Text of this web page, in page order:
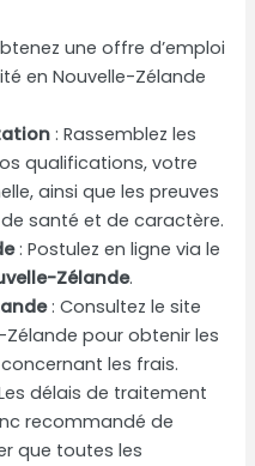
une offre d’emploi
en Nouvelle-Zélande
: Rassemblez les
qualifications, votre
ainsi que les preuves
santé et de caractère.
: Postulez en ligne via le
Zélande.
: Consultez le site
pour obtenir les
les frais.
délais de traitement
recommandé de
que toutes les